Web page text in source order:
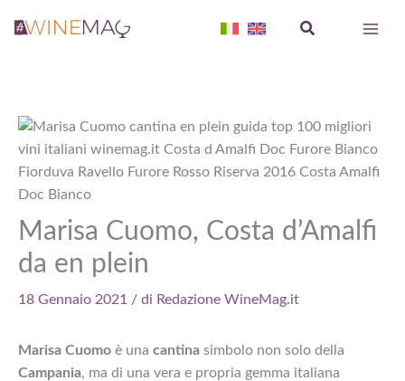
Cerca
Marisa Cuomo, Costa d’Amalfi
da en plein
18 Gennaio 2021 / di Redazione WineMag.it
Marisa Cuomo è una cantina simbolo non solo della
Campania, ma di una vera e propria gemma italiana